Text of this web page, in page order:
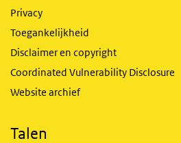
Privacy
Toegankelijkheid
Disclaimer en copyright
Coordinated Vulnerability Disclosure
Website archief
Talen